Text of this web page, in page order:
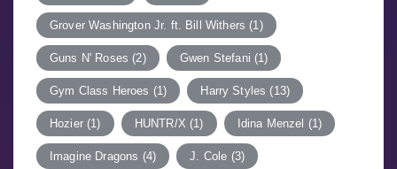
Grover Washington Jr. ft. Bill Withers (1)
Guns N' Roses (2) Gwen Stefani (1)
Gym Class Heroes (1) Harry Styles (13)
Hozier(1) HUNTR/X (1) Idina Menzel (1)
Imagine Dragons (4) J. Cole (3)